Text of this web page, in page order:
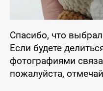
Спасибо, что
Если будете
фотографиями
пожалуйста,